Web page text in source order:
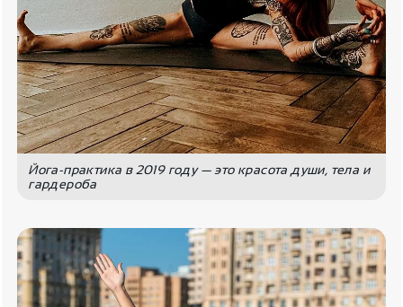
Йога-практика в 2019 году — это красота души, тела и
гардероба